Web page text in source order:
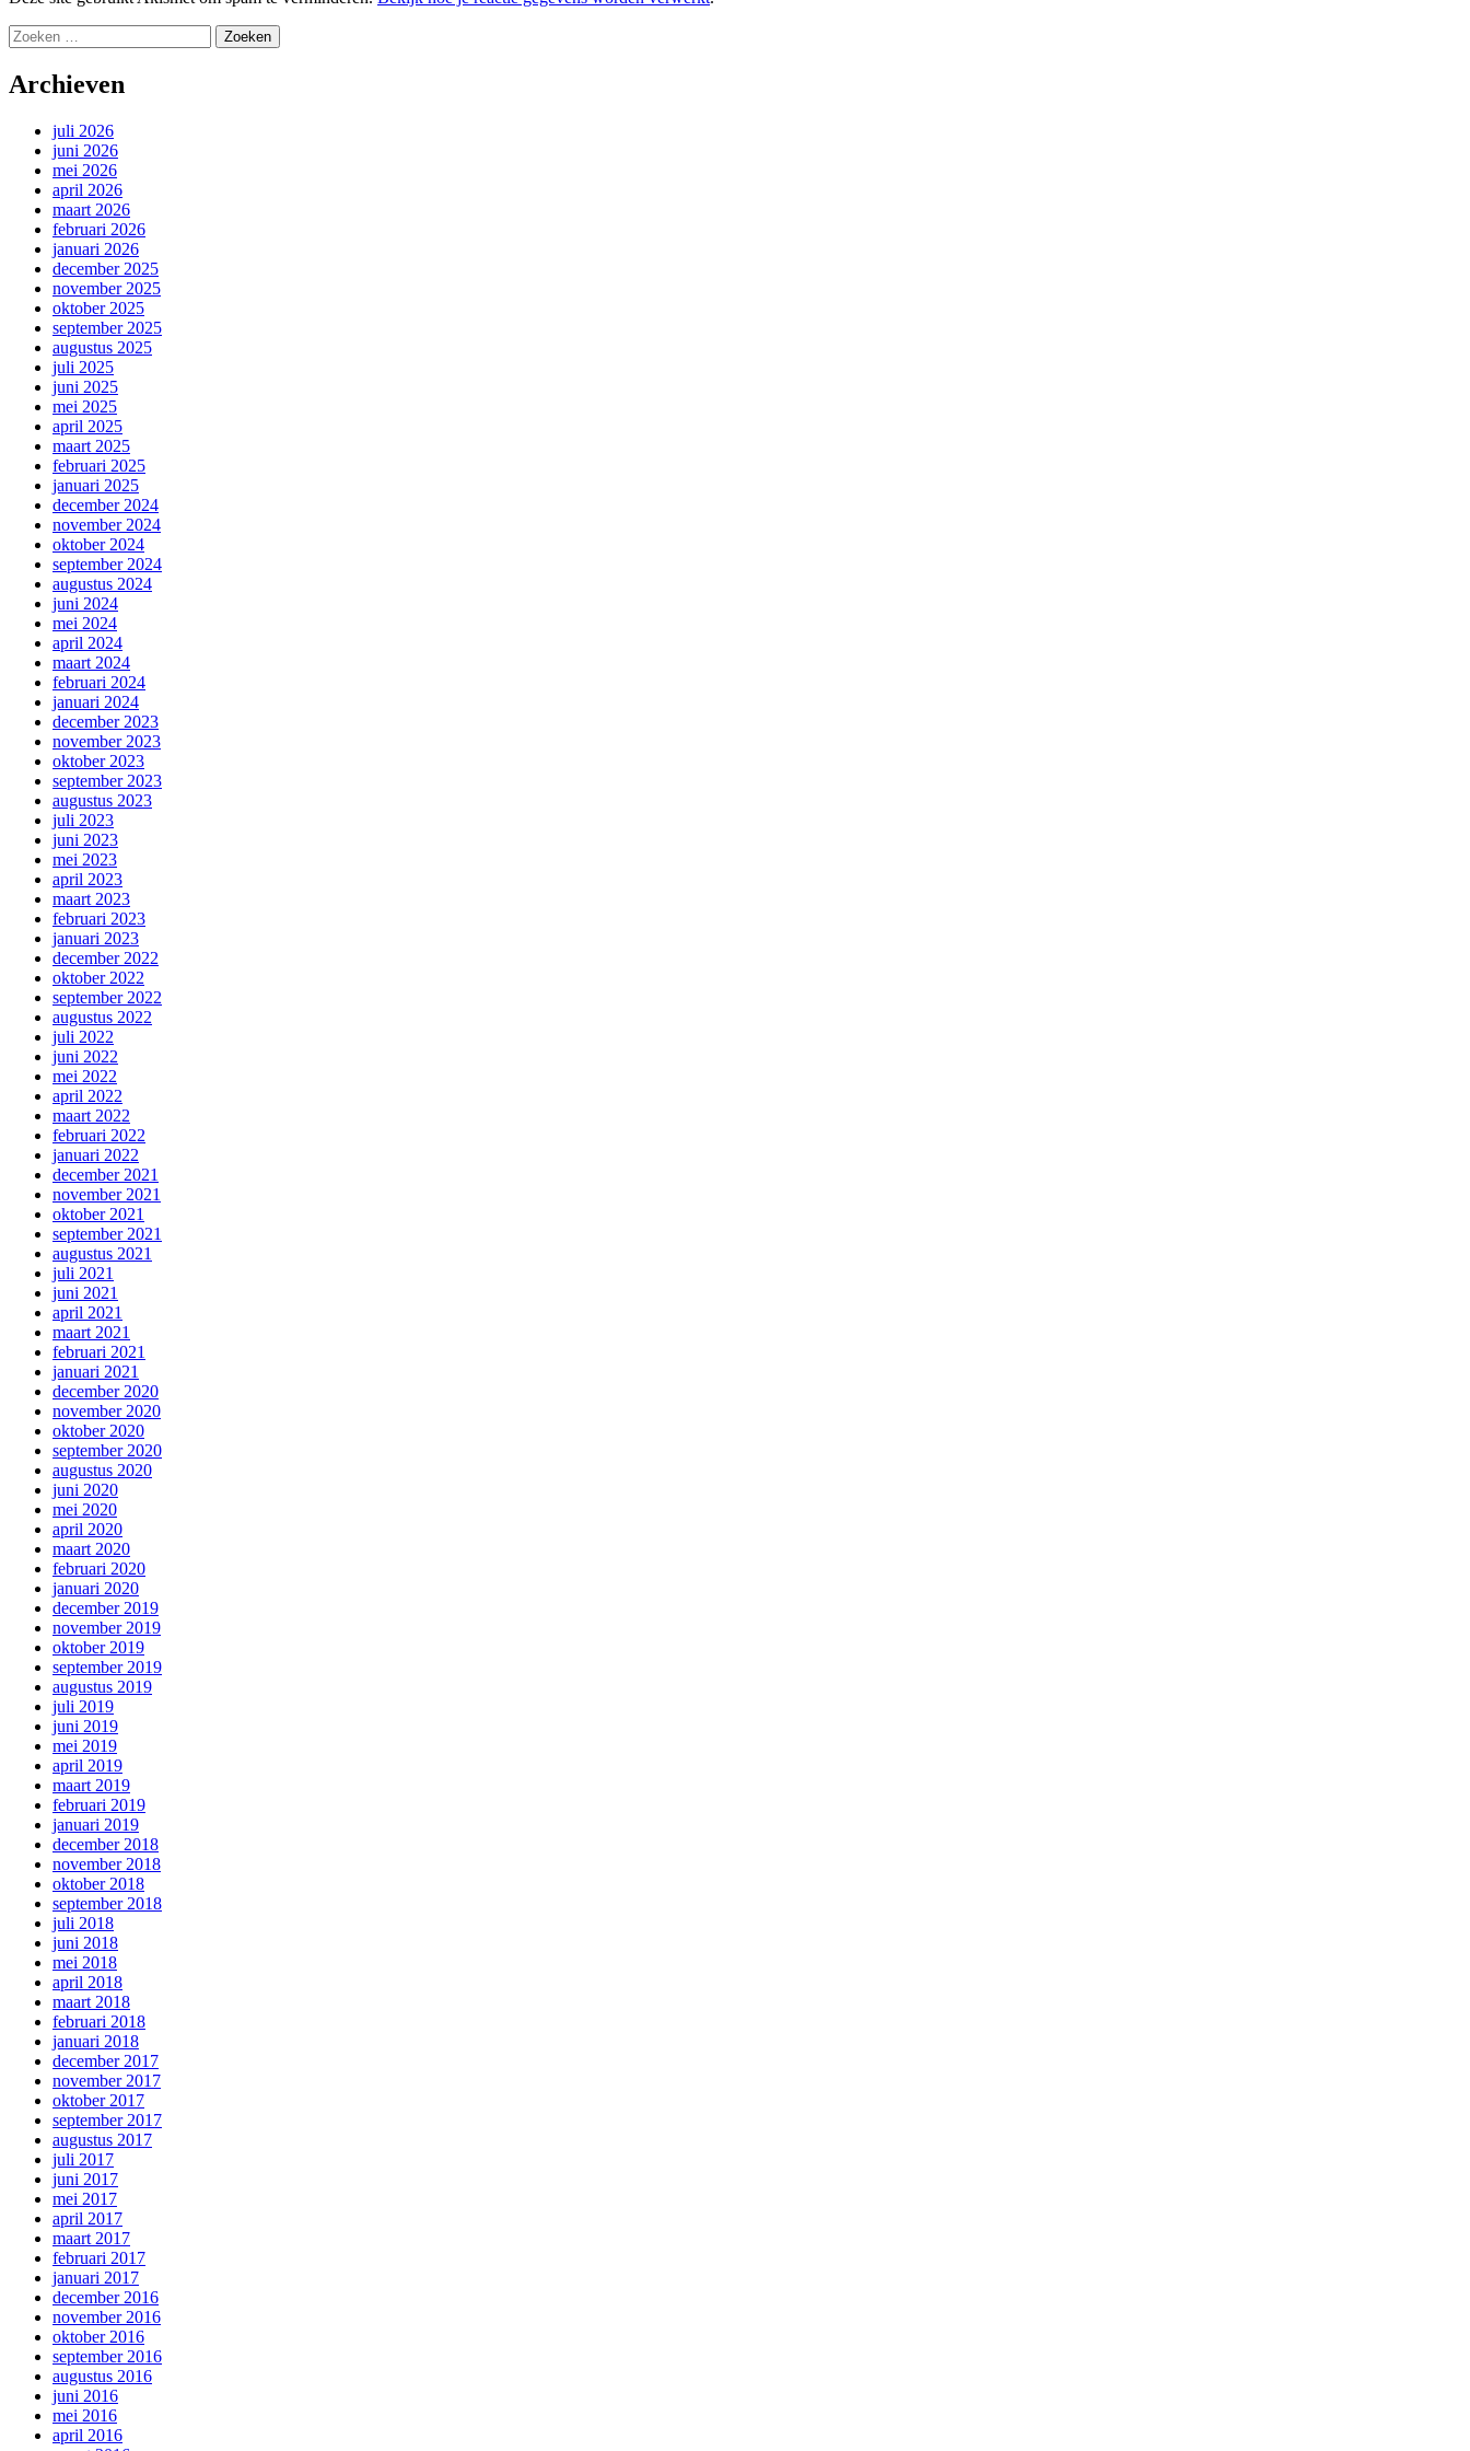
Zoeken
naar:
Archieven
juli 2026
juni 2026
mei 2026
april 2026
maart 2026
februari 2026
januari 2026
december 2025
november 2025
oktober 2025
september 2025
augustus 2025
juli 2025
juni 2025
mei 2025
april 2025
maart 2025
februari 2025
januari 2025
december 2024
november 2024
oktober 2024
september 2024
augustus 2024
juni 2024
mei 2024
april 2024
maart 2024
februari 2024
januari 2024
december 2023
november 2023
oktober 2023
september 2023
augustus 2023
juli 2023
juni 2023
mei 2023
april 2023
maart 2023
februari 2023
januari 2023
december 2022
oktober 2022
september 2022
augustus 2022
juli 2022
juni 2022
mei 2022
april 2022
maart 2022
februari 2022
januari 2022
december 2021
november 2021
oktober 2021
september 2021
augustus 2021
juli 2021
juni 2021
april 2021
maart 2021
februari 2021
januari 2021
december 2020
november 2020
oktober 2020
september 2020
augustus 2020
juni 2020
mei 2020
april 2020
maart 2020
februari 2020
januari 2020
december 2019
november 2019
oktober 2019
september 2019
augustus 2019
juli 2019
juni 2019
mei 2019
april 2019
maart 2019
februari 2019
januari 2019
december 2018
november 2018
oktober 2018
september 2018
juli 2018
juni 2018
mei 2018
april 2018
maart 2018
februari 2018
januari 2018
december 2017
november 2017
oktober 2017
september 2017
augustus 2017
juli 2017
juni 2017
mei 2017
april 2017
maart 2017
februari 2017
januari 2017
december 2016
november 2016
oktober 2016
september 2016
augustus 2016
juni 2016
mei 2016
april 2016